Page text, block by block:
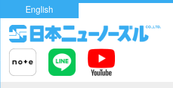
to
content
English